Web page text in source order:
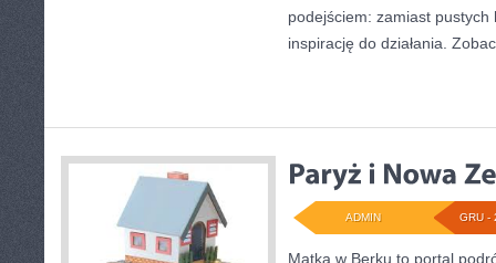
podejściem: zamiast pustych
inspirację do działania.
GRU -
ADMIN
Matka w Berku to portal